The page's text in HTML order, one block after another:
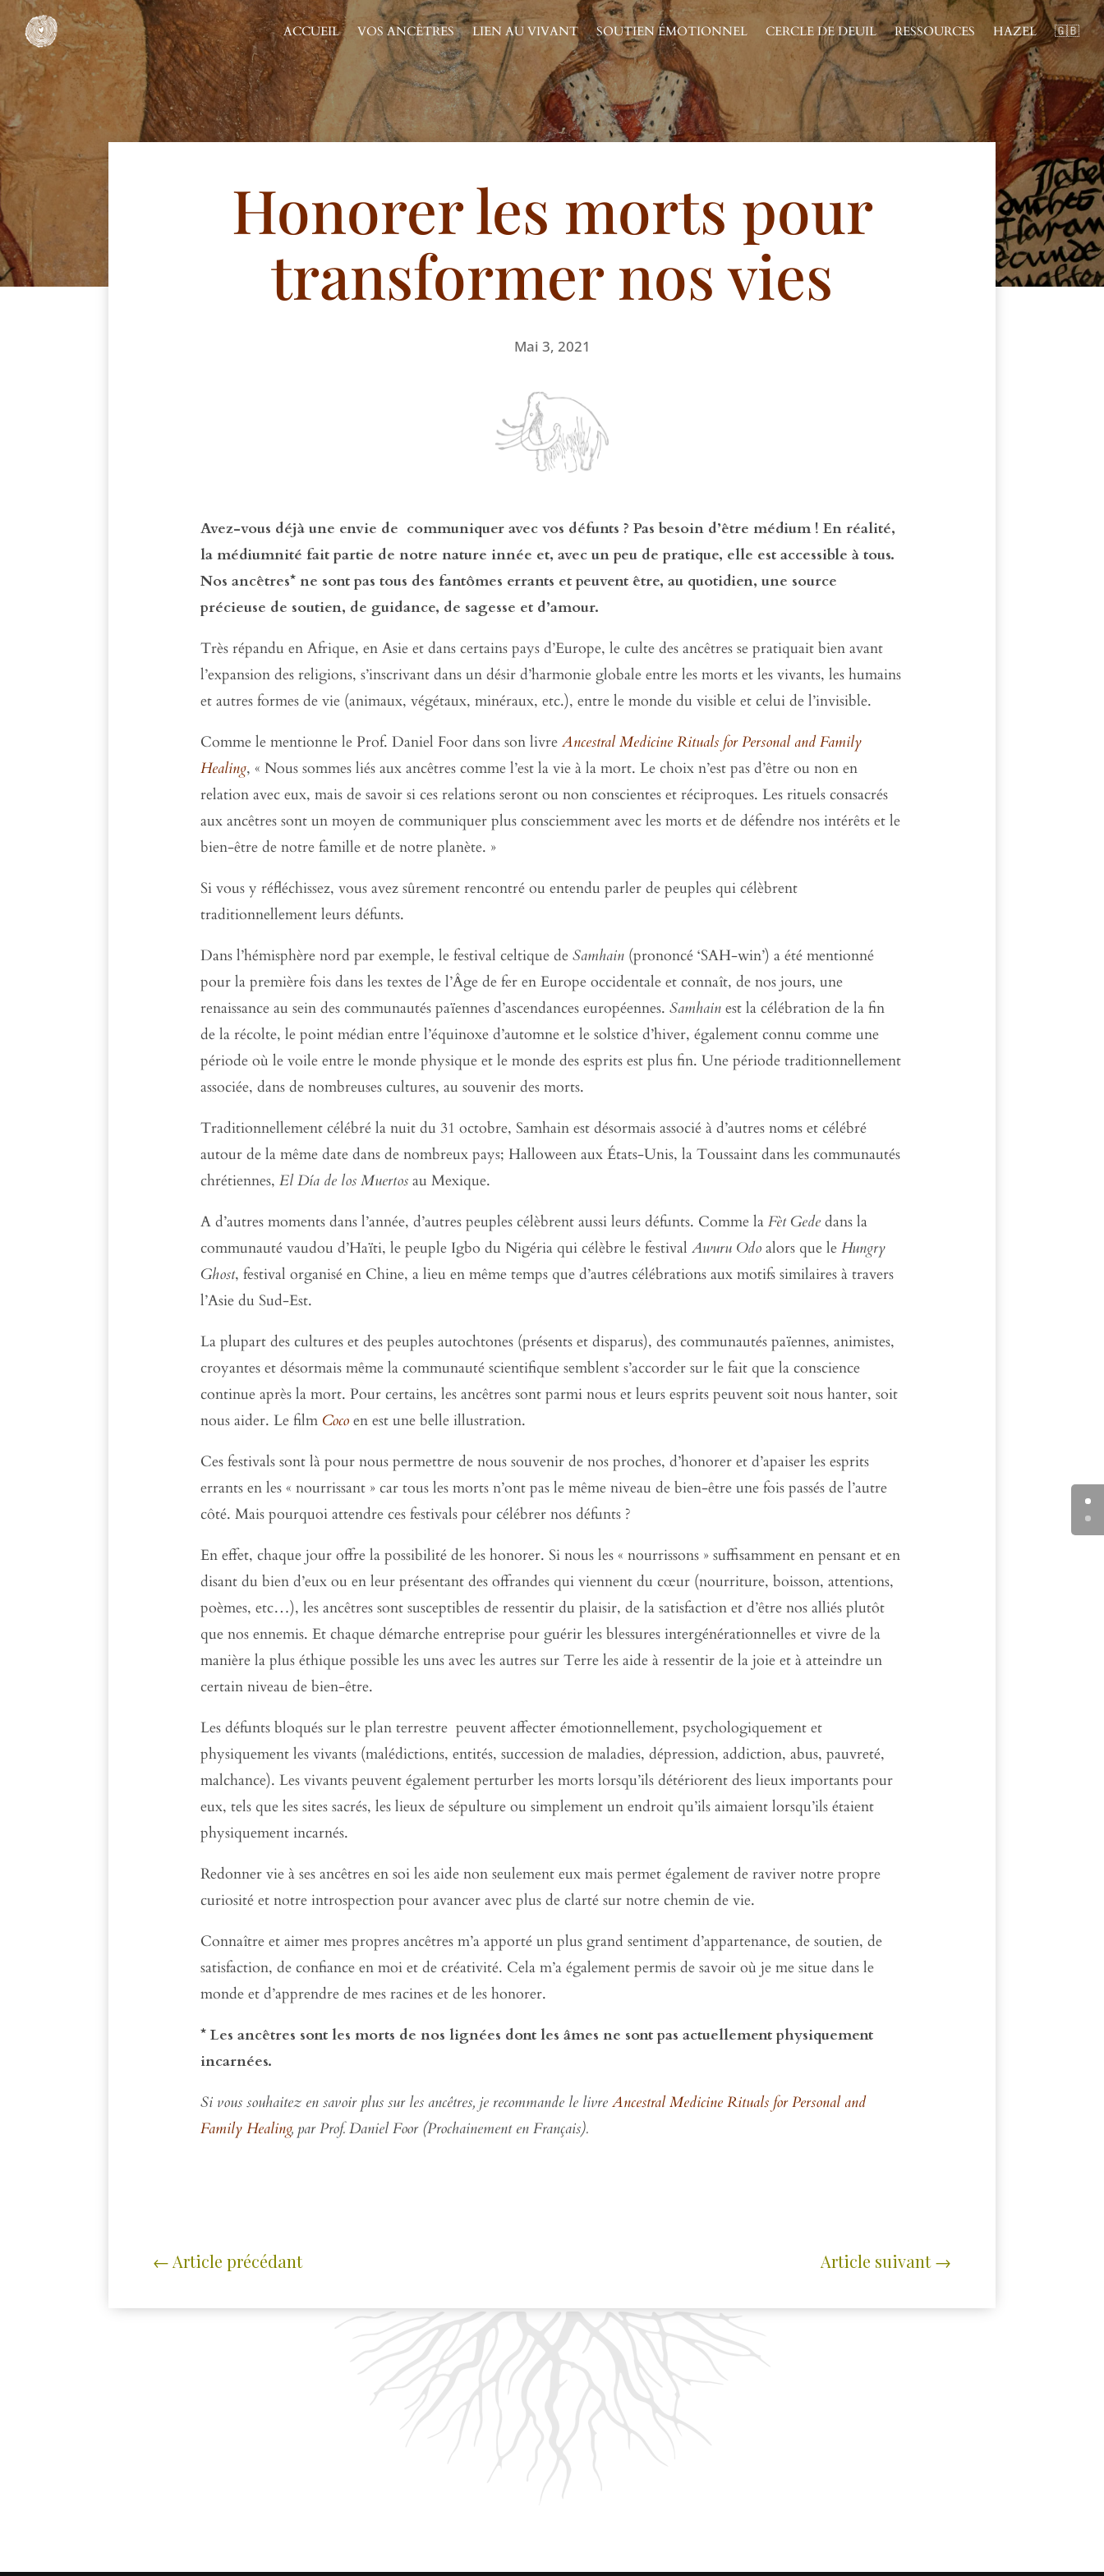
ACCUEIL VOS ANCÊTRES LIEN AU VIVANT SOUTIEN ÉMOTIONNEL CERCLE DE DEUIL RESSOURCES HAZEL 🇬🇧
Honorer les morts pour
transformer nos vies
Mai 3, 2021
Avez-vous déjà une envie de communiquer avec vos défunts ? Pas besoin d’être médium ! En réalité,
la médiumnité fait partie de notre nature innée et, avec un peu de pratique, elle est accessible à tous.
Nos ancêtres* ne sont pas tous des fantômes errants et peuvent être, au quotidien, une source
précieuse de soutien, de guidance, de sagesse et d’amour.
Très répandu en Afrique, en Asie et dans certains pays d’Europe, le culte des ancêtres se pratiquait bien avant
l’expansion des religions, s’inscrivant dans un désir d’harmonie globale entre les morts et les vivants, les humains
et autres formes de vie (animaux, végétaux, minéraux, etc.), entre le monde du visible et celui de l’invisible.
Comme le mentionne le Prof. Daniel Foor dans son livreAncestral Medicine Rituals for Personal and Family
Healing, « Nous sommes liés aux ancêtres comme l’est la vie à la mort. Le choix n’est pas d’être ou non en
relation avec eux, mais de savoir si ces relations seront ou non conscientes et réciproques. Les rituels consacrés
aux ancêtres sont un moyen de communiquer plus consciemment avec les morts et de défendre nos intérêts et le
bien-être de notre famille et de notre planète. »
Si vous y réfléchissez, vous avez sûrement rencontré ou entendu parler de peuples qui célèbrent
traditionnellement leurs défunts.
Dans l’hémisphère nord par exemple, le festival celtique deSamhain (prononcé ‘SAH-win’) a été mentionné
pour la première fois dans les textes de l’Âge de fer en Europe occidentale et connaît, de nos jours, une
renaissance au sein des communautés païennes d’ascendances européennes.Samhain est la célébration de la fin
de la récolte, le point médian entre l’équinoxe d’automne et le solstice d’hiver, également connu comme une
période où le voile entre le monde physique et le monde des esprits est plus fin. Une période traditionnellement
associée, dans de nombreuses cultures, au souvenir des morts.
Traditionnellement célébré la nuit du 31 octobre, Samhain est désormais associé à d’autres noms et célébré
autour de la même date dans de nombreux pays; Halloween aux États-Unis, la Toussaint dans les communautés
chrétiennes,El Día de los Muertos au Mexique.
A d’autres moments dans l’année, d’autres peuples célèbrent aussi leurs défunts. Comme laFèt Gede dans la
communauté vaudou d’Haïti, le peuple Igbo du Nigéria qui célèbre le festivalAwuru Odo alors que leHungry
Ghost, festival organisé en Chine, a lieu en même temps que d’autres célébrations aux motifs similaires à travers
l’Asie du Sud-Est.
La plupart des cultures et des peuples autochtones (présents et disparus), des communautés païennes, animistes,
croyantes et désormais même la communauté scientifique semblent s’accorder sur le fait que la conscience
continue après la mort. Pour certains, les ancêtres sont parmi nous et leurs esprits peuvent soit nous hanter, soit
nous aider. Le film Coco en est une belle illustration.
Ces festivals sont là pour nous permettre de nous souvenir de nos proches, d’honorer et d’apaiser les esprits
errants en les « nourrissant » car tous les morts n’ont pas le même niveau de bien-être une fois passés de l’autre
côté. Mais pourquoi attendre ces festivals pour célébrer nos défunts ?
En effet, chaque jour offre la possibilité de les honorer. Si nous les « nourrissons » suffisamment en pensant et en
disant du bien d’eux ou en leur présentant des offrandes qui viennent du cœur (nourriture, boisson, attentions,
poèmes, etc…), les ancêtres sont susceptibles de ressentir du plaisir, de la satisfaction et d’être nos alliés plutôt
que nos ennemis. Et chaque démarche entreprise pour guérir les blessures intergénérationnelles et vivre de la
manière la plus éthique possible les uns avec les autres sur Terre les aide à ressentir de la joie et à atteindre un
certain niveau de bien-être.
Les défunts bloqués sur le plan terrestre peuvent affecter émotionnellement, psychologiquement et
physiquement les vivants (malédictions, entités, succession de maladies, dépression, addiction, abus, pauvreté,
malchance). Les vivants peuvent également perturber les morts lorsqu’ils détériorent des lieux importants pour
eux, tels que les sites sacrés, les lieux de sépulture ou simplement un endroit qu’ils aimaient lorsqu’ils étaient
physiquement incarnés.
Redonner vie à ses ancêtres en soi les aide non seulement eux mais permet également de raviver notre propre
curiosité et notre introspection pour avancer avec plus de clarté sur notre chemin de vie.
Connaître et aimer mes propres ancêtres m’a apporté un plus grand sentiment d’appartenance, de soutien, de
satisfaction, de confiance en moi et de créativité. Cela m’a également permis de savoir où je me situe dans le
monde et d’apprendre de mes racines et de les honorer.
* Les ancêtres sont les morts de nos lignées dont les âmes ne sont pas actuellement physiquement
incarnées.
Si vous souhaitez en savoir plus sur les ancêtres, je recommande le livreAncestral Medicine Rituals for Personal and
Family Healing, par Prof. Daniel Foor (Prochainement en Français).
← Article précédant Article suivant→